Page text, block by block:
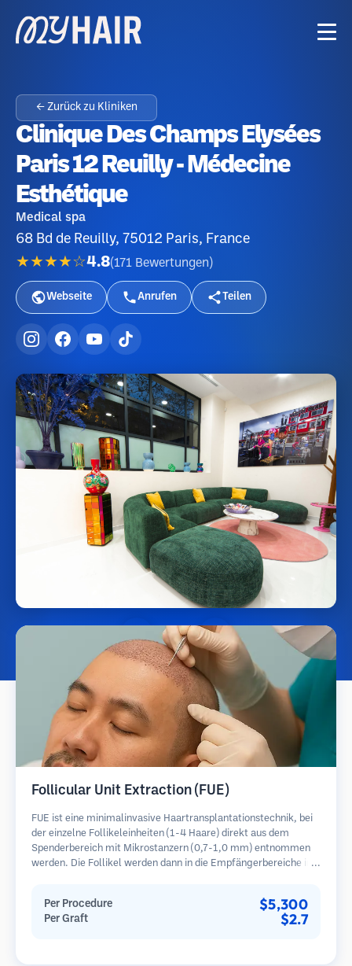
← Zurück zu Kliniken
Clinique Des Champs Elysées
Paris 12 Reuilly - Médecine
Esthétique
Medical spa
68 Bd de Reuilly, 75012 Paris, France
★★★★☆4.8(171 Bewertungen )
Webseite Anrufen Teilen
Follicular Unit Extraction (FUE)
FUE ist eine minimalinvasive Haartransplantationstechnik, bei
der einzelne Follikeleinheiten (1-4 Haare) direkt aus dem
Spenderbereich mit Mikrostanzern (0,7-1,0 mm) entnommen
werden. Die Follikel werden dann in die Empfängerbereiche in
im Vergleich zu Streifenentnahmemethoden.
Per Procedure $5,300
Per Graft $2.7